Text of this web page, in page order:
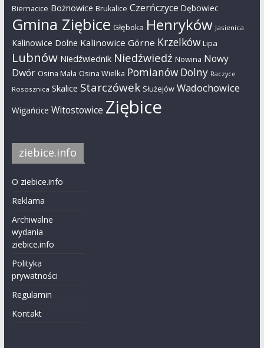
Biernacice Bożnowice Brukalice Czerńczyce Dębowiec
Gmina Ziębice Głęboka Henryków Jasienica
Kalinowice Dolne Kalinowice Górne Krzelków Lipa
Lubnów Niedźwiednik Niedźwiedź Nowina Nowy
Dwór Osina Mała Osina Wielka Pomianów Dolny Raczyce
Rososznica Skalice Starczówek Służejów Wadochowice
Wigańcice Witostowice Ziębice
ziebice.info
O ziebice.info
Reklama
Archiwalne
wydania
ziebice.info
Polityka
prywatności
Regulamin
Kontakt